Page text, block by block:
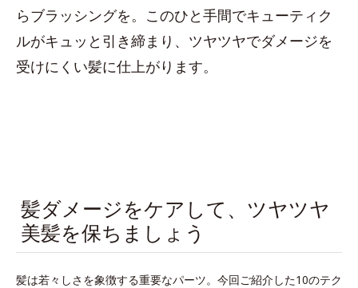
らブラッシングを。このひと手間でキューティク
ルがキュッと引き締まり、ツヤツヤでダメージを
受けにくい髪に仕上がります。
髪ダメージをケアして、ツヤツヤ
美髪を保ちましょう
髪は若々しさを象徴する重要なパーツ。今回ご紹介した10のテク